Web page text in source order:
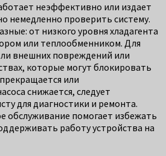
неэффективно или издает
немедленно проверить систему.
от низкого уровня хладагента
или теплообменником. Для
внешних повреждений или
которые могут блокировать
или
снижается, следует
для диагностики и ремонта.
обслуживание помогает избежать
работу устройства на